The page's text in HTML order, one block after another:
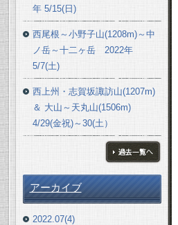
年 5/15(日)
西尾根～小野子山(1208m)～中
ノ岳～十二ヶ岳 2022年
5/7(土)
西上州・志賀坂諏訪山(1207m)
＆ 大山～天丸山(1506m)
4/29(金祝)～30(土）
アーカイブ
2022.07(4)